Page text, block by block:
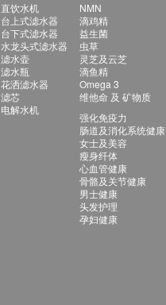
直饮水机
台上式滤水器
台下式滤水器
水龙头式滤水器
滤水壶
滤水瓶
花洒滤水器
滤芯
电解水机
NMN
滴鸡精
益生菌
虫草
灵芝及云芝
滴鱼精
Omega 3
维他命 及 矿物质
强化免疫力
肠道及消化系统健康
女士及美容
瘦身纤体
心血管健康
骨骼及关节健康
男士健康
头发护理
孕妇健康